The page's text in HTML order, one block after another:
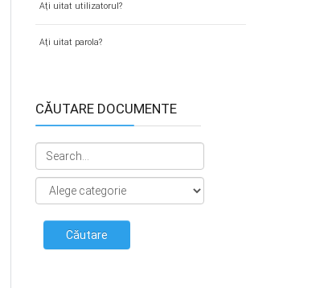
Aţi uitat utilizatorul?
Aţi uitat parola?
CĂUTARE DOCUMENTE